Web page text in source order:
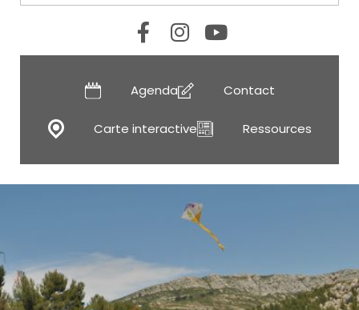
Agenda Contact
Carte interactive Ressources